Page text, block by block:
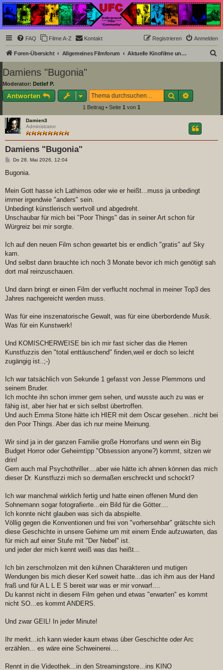
Underground Film
Community
Die Underground Film Community ist ein deutschsprachiges Filmforum und ein Paradies
für Cineasten und Filmsüchtige jenseits des Mainstreams.
FAQ Filme A-Z Kontakt Anmelden
Registrieren
Foren-Übersicht Allgemeines Filmforum Aktuelle Kinofilme und Streaming-Neuerscheinungen
Damiens "Bugonia"
Moderator: Detlef P.
Antworten Suche
1 Beitrag • Seite 1 von 1
Damien3
Administrator
Damiens "Bugonia"
B
a
Do 28. Mai 2026, 12:04
Bugonia.
Mein Gott hasse ich Lathimos oder wie er heißt...muss ja unbedingt
immer irgendwie "anders" sein.
Unbedingt künstlerisch wertvoll und abgedreht.
Unschaubar für mich bei "Poor Things" das in seiner Art schon für
Würgreiz bei mir sorgte.
Ich auf den neuen Film schon gewartet bis er endlich "gratis" auf Sky
kam.
Und selbst dann brauchte ich noch 3 Monate bevor ich mich genötigt sah
dort mal reinzuschauen.
Und dann bringt er einen Film der verflucht nochmal in meiner Top3 des
Jahres nachgereicht werden muss.
Was für eine inszenatorische Gewalt, was für eine überbordende Musik.
Was für ein Kunstwerk!
Und KOMISCHERWEISE bin ich mir fast sicher das die Herren
Kunstfuzzis den "total enttäuschend" finden,weil er doch so leicht
zugängig ist..;-)
Ich war tatsächlich von Sekunde 1 gefasst von Jesse Plemmons und
seinem Bruder.
Ich mochte ihn schon immer gern sehen, und wusste auch zu was er
fähig ist, aber hier hat er sich selbst übertroffen.
Und auch Emma Stone hätte ich HIER mit dem Oscar gesehen...nicht bei
den Poor Things. Aber das ich nur meine Meinung.
Wir sind ja in der ganzen Familie große Horrorfans und wenn ein Big
Budget Horror oder Geheimtipp "Obsession anyone?) kommt, sitzen wir
drin!
Gern auch mal Psychothriller....aber wie hätte ich ahnen können das mich
dieser Dr. Kunstfuzzi mich so dermaßen erschreckt und schockt?
Ich war manchmal wirklich fertig und hatte einen offenen Mund den
Sohnemann sogar fotografierte...ein Bild für die Götter....
Ich konnte nicht glauben was sich da abspielte.
Völlig gegen die Konventionen und frei von "vorhersehbar" grätschte sich
diese Geschichte in unsere Gehirne um mit einem Ende aufzuwarten, das
für mich auf einer Stufe mit "Der Nebel" ist.
und jeder der mich kennt weiß was das heißt...
Ich bin zerschmolzen mit den kühnen Charakteren und mutigen
Wendungen bis mich dieser Kerl soweit hatte...das ich ihm aus der Hand
fraß und für A L L E S bereit war was er mir vorwarf....
Du kannst nicht in diesem Film gehen und etwas "erwarten" es kommt
nicht SO...es kommt ANDERS.
Und zwar GEIL! In jeder Minute!
Ihr merkt...ich kann wieder kaum etwas über Geschichte oder Arc
erzählen... es wäre eine Schweinerei....
Rennt in die Videothek...in den Streamingstore...ins KINO